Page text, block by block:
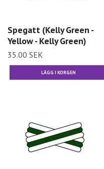
Spegatt (Kelly Green -
Yellow - Kelly Green)
35.00 SEK